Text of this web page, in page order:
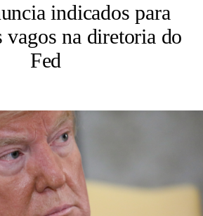
indicados para
vagos na diretoria do
Fed